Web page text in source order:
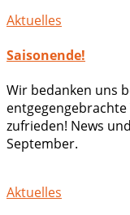
Aktuelles
Saisonende!
Wir bedanken uns
zufrieden! News
September.
Aktuelles